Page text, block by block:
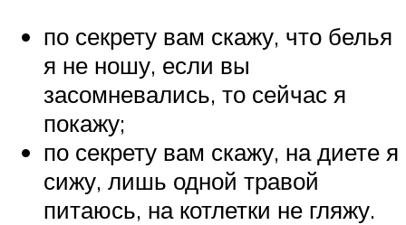
по секрету вам скажу, что белья
я не ношу, если вы
засомневались, то сейчас я
покажу;
по секрету вам скажу, на диете я
сижу, лишь одной травой
питаюсь, на котлетки не гляжу.